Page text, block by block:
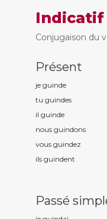
Indicatif
Conjugaison du
Présent
je guinde
tu guindes
il guinde
nous guindons
vous guindez
ils guindent
Passé